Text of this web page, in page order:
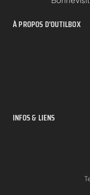
À PROPOS D'OUTILBOX
INFOS & LIENS